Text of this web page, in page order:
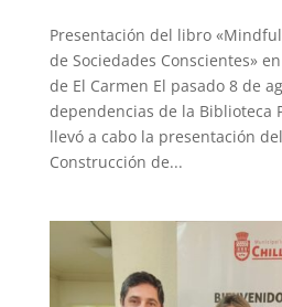
Presentación del libro
de Sociedades Conscientes»
de El Carmen El pasado 8 de
dependencias de la Biblioteca
llevó a cabo la presentación
Construcción de...